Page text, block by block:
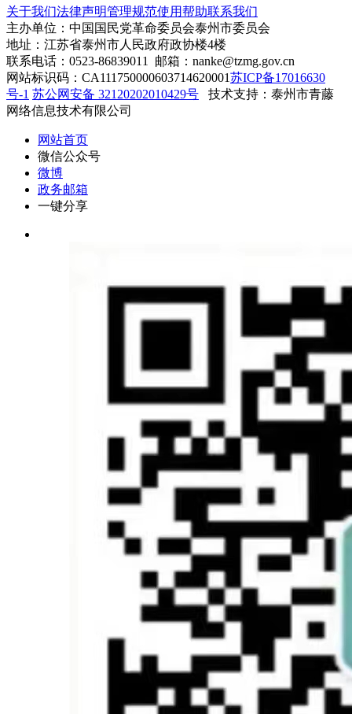
关于我们法律声明管理规范使用帮助联系我们
主办单位：中国国民党革命委员会泰州市委员会
地址：江苏省泰州市人民政府政协楼4楼
联系电话：0523-86839011 邮箱：nanke@tzmg.gov.cn
网站标识码：CA111750000603714620001苏ICP备17016630
号-1 苏公网安备 32120202010429号
技术支持：泰州市青藤
网络信息技术有限公司
网站首页
微信公众号
微博
政务邮箱
一键分享